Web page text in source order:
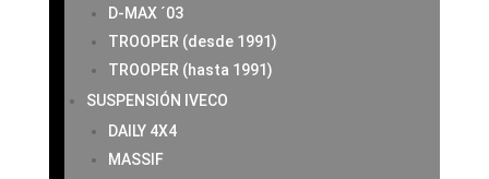
D-MAX ´03
TROOPER (desde 1991)
TROOPER (hasta 1991)
SUSPENSIÓN IVECO
DAILY 4X4
MASSIF